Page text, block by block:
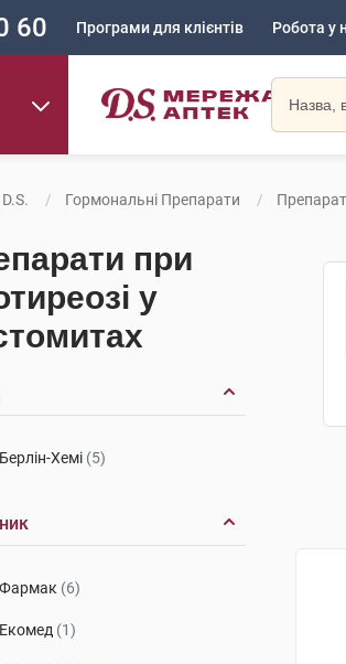
60 Програми для клієнтів Робота у
Гормональні Препарати
при
у
Берлін-Хемі (5)
Фармак (6)
Екомед (1)